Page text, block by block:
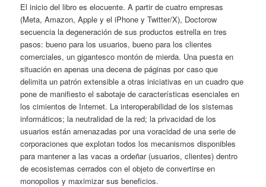
El inicio del libro es elocuente. A partir de cuatro empresas
(Meta, Amazon, Apple y el iPhone y Twitter/X), Doctorow
secuencia la degeneración de sus productos estrella en tres
pasos: bueno para los usuarios, bueno para los clientes
comerciales, un gigantesco montón de mierda. Una puesta en
situación en apenas una decena de páginas por caso que
delimita un patrón extensible a otras iniciativas en un cuadro que
pone de manifiesto el sabotaje de características esenciales en
los cimientos de Internet. La interoperabilidad de los sistemas
informáticos; la neutralidad de la red; la privacidad de los
usuarios están amenazadas por una voracidad de una serie de
corporaciones que explotan todos los mecanismos disponibles
para mantener a las vacas a ordeñar (usuarios, clientes) dentro
de ecosistemas cerrados con el objeto de convertirse en
monopolios y maximizar sus beneficios.